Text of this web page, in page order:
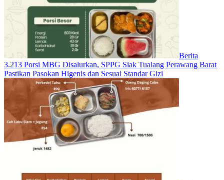
Berita
3.213 Porsi MBG Disalurkan, SPPG Siak Tualang Perawang Barat
Pastikan Pasokan Higenis dan Sesuai Standar Gizi